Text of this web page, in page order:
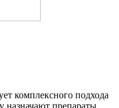
комплексного подхода
назначают препараты,